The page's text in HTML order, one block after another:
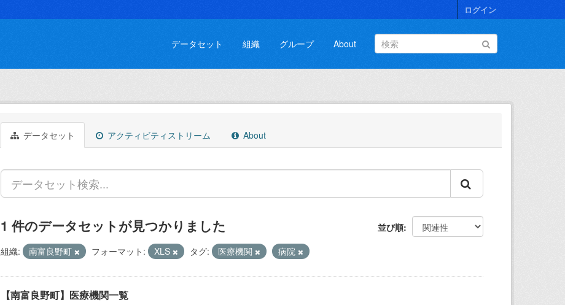
ログイン
データセット 組織 グループ About
データセット アクティビティストリーム About
並び順
1 件のデータセットが見つかりました
組織: 南富良野町 フォーマット: XLS タグ: 医療機関 病院
【南富良野町】医療機関一覧